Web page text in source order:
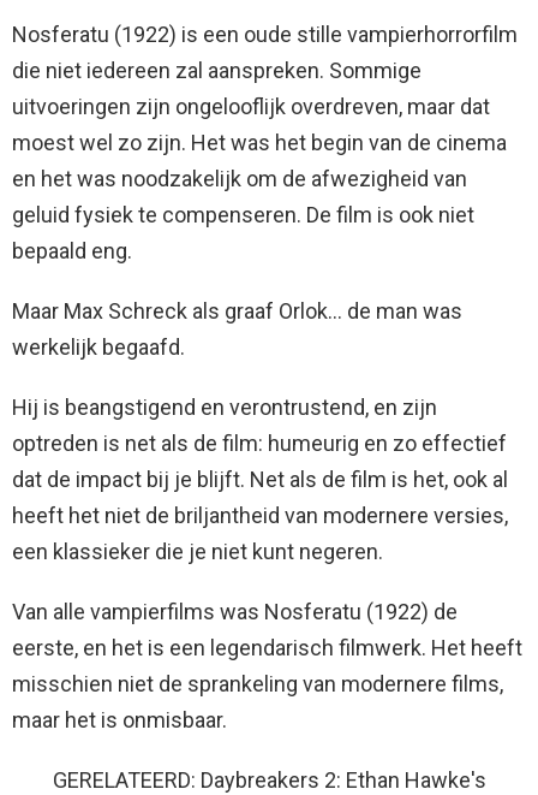
Nosferatu (1922) is een oude stille vampierhorrorfilm
die niet iedereen zal aanspreken. Sommige
uitvoeringen zijn ongelooflijk overdreven, maar dat
moest wel zo zijn. Het was het begin van de cinema
en het was noodzakelijk om de afwezigheid van
geluid fysiek te compenseren. De film is ook niet
bepaald eng.
Maar Max Schreck als graaf Orlok… de man was
werkelijk begaafd.
Hij is beangstigend en verontrustend, en zijn
optreden is net als de film: humeurig en zo effectief
dat de impact bij je blijft. Net als de film is het, ook al
heeft het niet de briljantheid van modernere versies,
een klassieker die je niet kunt negeren.
Van alle vampierfilms was Nosferatu (1922) de
eerste, en het is een legendarisch filmwerk. Het heeft
misschien niet de sprankeling van modernere films,
maar het is onmisbaar.
GERELATEERD: Daybreakers 2: Ethan Hawke's